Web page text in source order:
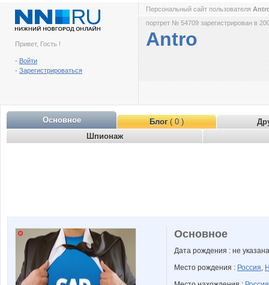
Привет, Гость !
- Войти
- Зарегистрироваться
Персональный сайт пользователя
портрет № 54709 зарегистрирован в
Antro
Основное Блог( 0 )
Шпионаж
Основное
Дата рождения : не указана
Место рождения : Россия,